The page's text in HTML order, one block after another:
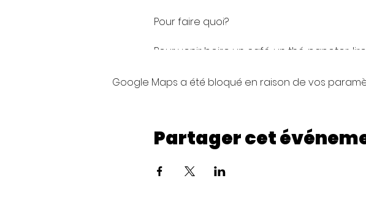
Pour faire quoi?
Pour venir boire un café, un thé, papoter,
Les boissons chaudes et petits snacks sont
Il est également possible, dans la limite de
calme si vous avez besoin de passer un
La disponibilité des salles dépend des
pas vous confirmer la disponibilité sauf si
Google Maps a été bloqué en raison de vos
Partager cet